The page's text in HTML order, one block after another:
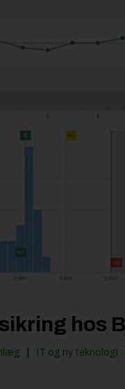
hos
IT og ny teknologi